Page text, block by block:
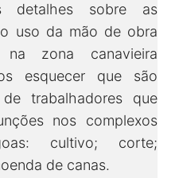
detalhes sobre as
uso da mão de obra
na zona canavieira
esquecer que são
trabalhadores que
nos complexos
cultivo; corte;
de canas.